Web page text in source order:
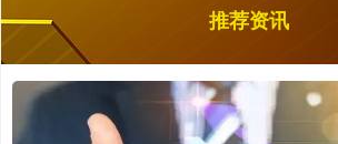
推荐资讯